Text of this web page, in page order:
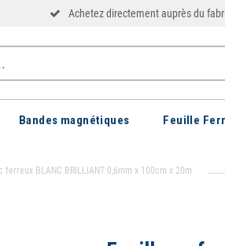
Achetez directement auprès du
Bandes magnétiques Feuille
BLANC BRILLIANT 0,6mm x 100cm x 20m